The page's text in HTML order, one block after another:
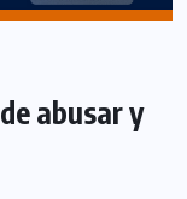
abusar y